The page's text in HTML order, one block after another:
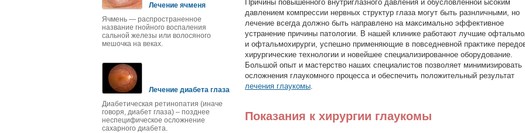
Лечение ячменя
Ячмень — распространенное
название гнойного воспаления
сальной железы или волосяного
мешочка на веках.
Лечение диабета глаза
Диабетическая ретинопатия (иначе
говоря, диабет глаза) – позднее
неспецифическое осложнение
сахарного диабета.
Причины повышенного внутриглазного давления и обусловленной ысоким
давлением компрессии нервных структур глаза могут быть разнличными, но
лечение всегда должно быть направлено на максимально эффективное
устранение причины патологии. В нашей клинике работают лучшие
и офтальмохирурги, успешно применяющие в повседневной практике
хирургические технологии и новейшее специализированное оборудование.
Большой опыт и мастерство наших специалистов позволяет минимизировать
осложнения глаукомного процесса и обеспечить положительный результат
лечения глаукомы.
Показания к хирургии глаукомы